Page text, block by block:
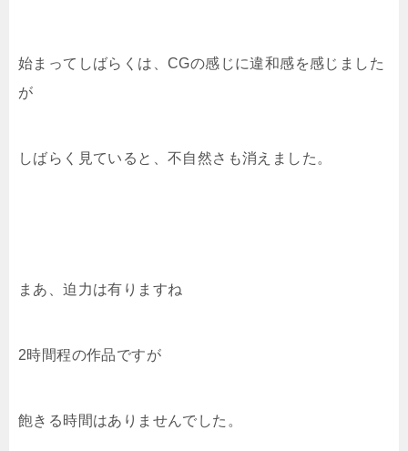
始まってしばらくは、CGの感じに違和感を感じました
が
しばらく見ていると、不自然さも消えました。
まあ、迫力は有りますね
2時間程の作品ですが
飽きる時間はありませんでした。